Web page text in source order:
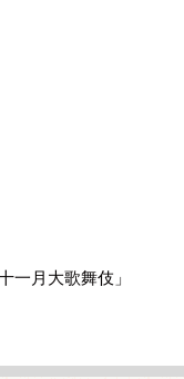
一月大歌舞伎」